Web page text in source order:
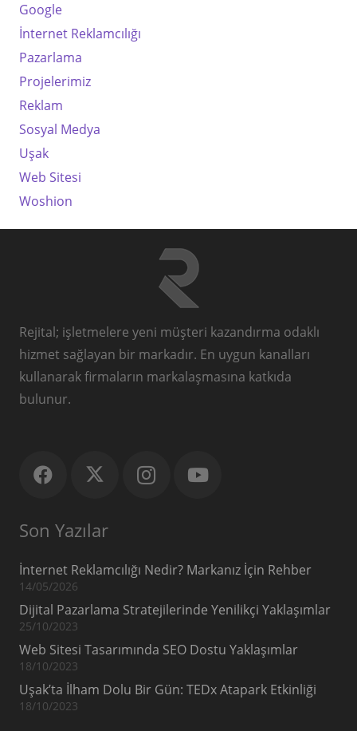
Google
İnternet Reklamcılığı
Pazarlama
Projelerimiz
Reklam
Sosyal Medya
Uşak
Web Sitesi
Woshion
Rejital; işletmelere yeni müşteri kazandırma odaklı
hizmet sağlayan bir markadır. En uygun kanalları
kullanarak firmaların markalaşmasına katkıda
bulunur.
Son Yazılar
İnternet Reklamcılığı Nedir? Markanız İçin Rehber
14/05/2026
Dijital Pazarlama Stratejilerinde Yenilikçi Yaklaşımlar
25/10/2023
Web Sitesi Tasarımında SEO Dostu Yaklaşımlar
18/10/2023
Uşak’ta İlham Dolu Bir Gün: TEDx Atapark Etkinliği
18/10/2023